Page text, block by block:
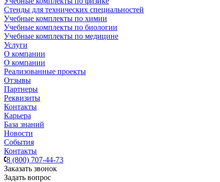
Стенды для технических специальностей
Учебные комплекты по химии
Учебные комплекты по биологии
Учебные комплекты по медицине
Услуги
О компании
О компании
Реализованные проекты
Отзывы
Партнеры
Реквизиты
Контакты
Карьера
База знаний
Новости
События
Контакты
8 (800) 707-44-73
Заказать звонок
Задать вопрос